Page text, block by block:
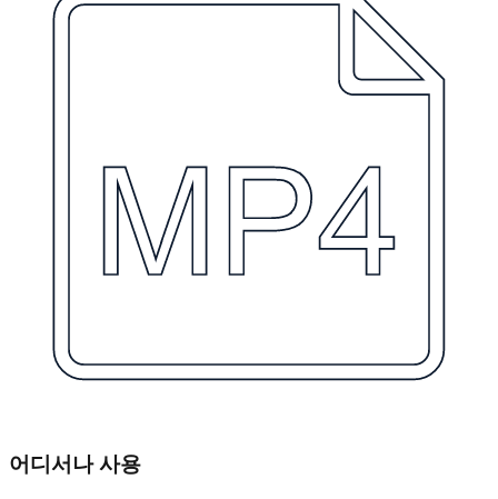
어디서나 사용